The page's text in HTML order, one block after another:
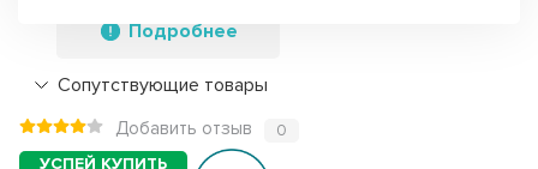
Подробнее
Сопутствующие товары
Добавить отзыв 0